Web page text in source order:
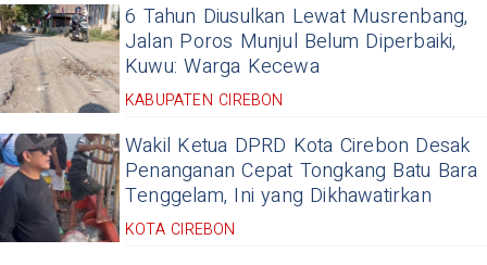
6 Tahun Diusulkan Lewat Musrenbang,
Jalan Poros Munjul Belum Diperbaiki,
Kuwu: Warga Kecewa
KABUPATEN CIREBON
Wakil Ketua DPRD Kota Cirebon Desak
Penanganan Cepat Tongkang Batu Bara
Tenggelam, Ini yang Dikhawatirkan
KOTA CIREBON